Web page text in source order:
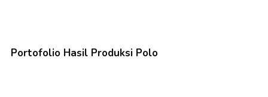
Portofolio Hasil Produksi Polo